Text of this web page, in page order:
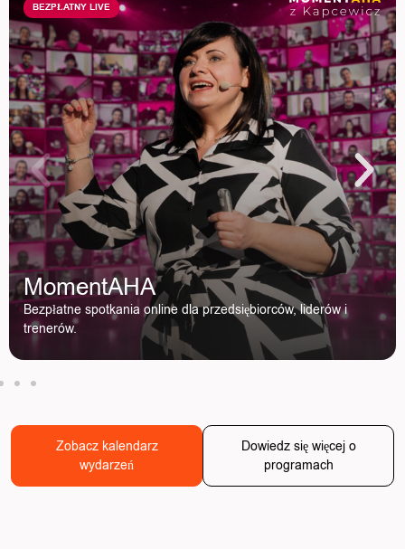
BEZPŁATNY LIVE
MomentAHA
Bezpłatne spotkania online dla przedsiębiorców, liderów i
trenerów.
Zobacz kalendarz
wydarzeń
Dowiedz się więcej o
programach